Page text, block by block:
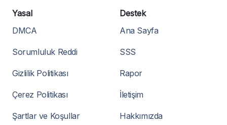
Yasal
DMCA
Sorumluluk Reddi
Gizlilik Politikası
Çerez Politikası
Şartlar ve Koşullar
Destek
Ana Sayfa
SSS
Rapor
İletişim
Hakkımızda